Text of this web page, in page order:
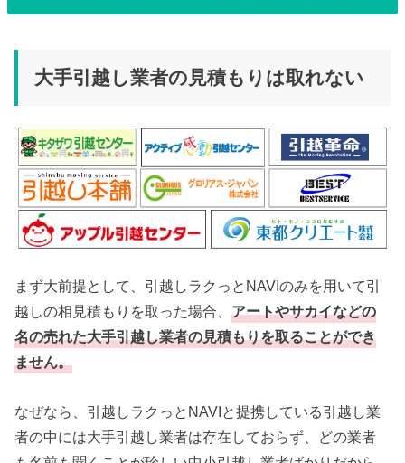
大手引越し業者の見積もりは取れない
まず大前提として、引越しラクっとNAVIのみを用いて引
越しの相見積もりを取った場合、アートやサカイなどの
名の売れた大手引越し業者の見積もりを取ることができ
ません。
なぜなら、引越しラクっとNAVIと提携している引越し業
者の中には大手引越し業者は存在しておらず、どの業者